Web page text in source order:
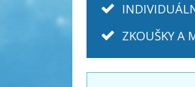
ZKOUŠKY A